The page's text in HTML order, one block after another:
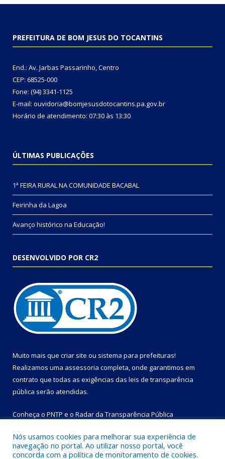
PREFEITURA DE BOM JESUS DO TOCANTINS
End.: Av. Jarbas Passarinho, Centro
CEP: 68525-000
Fone: (94) 3341-1125
E-mail: ouvidoria@bomjesusdotocantins.pa.gov.br
Horário de atendimento: 07:30 às 13:30
ÚLTIMAS PUBLICAÇÕES
1ª FEIRA RURAL NA COMUNIDADE BACABAL
Feirinha da Lagoa
Avanço histórico na Educação!
DESENVOLVIDO POR CR2
Muito mais que criar site ou sistema para prefeituras!
Realizamos uma assessoria completa, onde garantimos em
contrato que todas as exigências das leis de transparência
pública serão atendidas.
Conheça o PNTP e o Radar da Transparência Pública
Nós usamos cookies para melhorar sua experiência de
navegação no portal. Ao utilizar nosso portal, você
concorda com a política de monitoramento de cookies.